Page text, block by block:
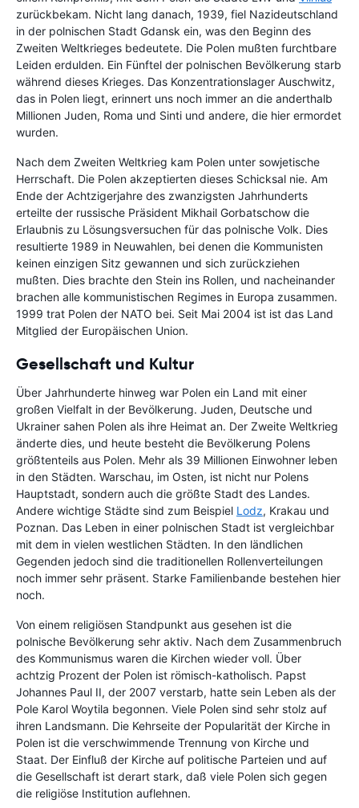
zurückbekam. Nicht lang danach, 1939, fiel Nazideutschland
in der polnischen Stadt Gdansk ein, was den Beginn des
Zweiten Weltkrieges bedeutete. Die Polen mußten furchtbare
Leiden erdulden. Ein Fünftel der polnischen Bevölkerung starb
während dieses Krieges. Das Konzentrationslager Auschwitz,
das in Polen liegt, erinnert uns noch immer an die anderthalb
Millionen Juden, Roma und Sinti und andere, die hier ermordet
wurden.
Nach dem Zweiten Weltkrieg kam Polen unter sowjetische
Herrschaft. Die Polen akzeptierten dieses Schicksal nie. Am
Ende der Achtzigerjahre des zwanzigsten Jahrhunderts
erteilte der russische Präsident Mikhail Gorbatschow die
Erlaubnis zu Lösungsversuchen für das polnische Volk. Dies
resultierte 1989 in Neuwahlen, bei denen die Kommunisten
keinen einzigen Sitz gewannen und sich zurückziehen
mußten. Dies brachte den Stein ins Rollen, und nacheinander
brachen alle kommunistischen Regimes in Europa zusammen.
1999 trat Polen der NATO bei. Seit Mai 2004 ist ist das Land
Mitglied der Europäischen Union.
Gesellschaft und Kultur
Über Jahrhunderte hinweg war Polen ein Land mit einer
großen Vielfalt in der Bevölkerung. Juden, Deutsche und
Ukrainer sahen Polen als ihre Heimat an. Der Zweite Weltkrieg
änderte dies, und heute besteht die Bevölkerung Polens
größtenteils aus Polen. Mehr als 39 Millionen Einwohner leben
in den Städten. Warschau, im Osten, ist nicht nur Polens
Hauptstadt, sondern auch die größte Stadt des Landes.
Andere wichtige Städte sind zum Beispiel Lodz, Krakau und
Poznan. Das Leben in einer polnischen Stadt ist vergleichbar
mit dem in vielen westlichen Städten. In den ländlichen
Gegenden jedoch sind die traditionellen Rollenverteilungen
noch immer sehr präsent. Starke Familienbande bestehen hier
noch.
Von einem religiösen Standpunkt aus gesehen ist die
polnische Bevölkerung sehr aktiv. Nach dem Zusammenbruch
des Kommunismus waren die Kirchen wieder voll. Über
achtzig Prozent der Polen ist römisch-katholisch. Papst
Johannes Paul II, der 2007 verstarb, hatte sein Leben als der
Pole Karol Woytila begonnen. Viele Polen sind sehr stolz auf
ihren Landsmann. Die Kehrseite der Popularität der Kirche in
Polen ist die verschwimmende Trennung von Kirche und
Staat. Der Einfluß der Kirche auf politische Parteien und auf
die Gesellschaft ist derart stark, daß viele Polen sich gegen
die religiöse Institution auflehnen.